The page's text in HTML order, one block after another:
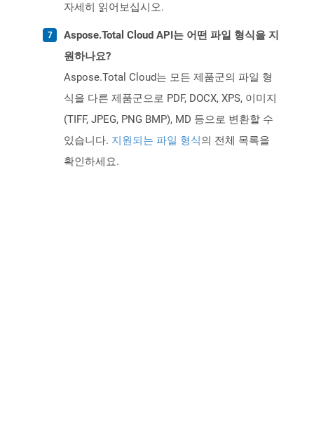
자세히 읽어보십시오.
Aspose.Total Cloud API는 어떤 파일 형식을 지
원하나요?
Aspose.Total Cloud는 모든 제품군의 파일 형
식을 다른 제품군으로 PDF, DOCX, XPS, 이미지
(TIFF, JPEG, PNG BMP), MD 등으로 변환할 수
있습니다. 지원되는 파일 형식의 전체 목록을
확인하세요.